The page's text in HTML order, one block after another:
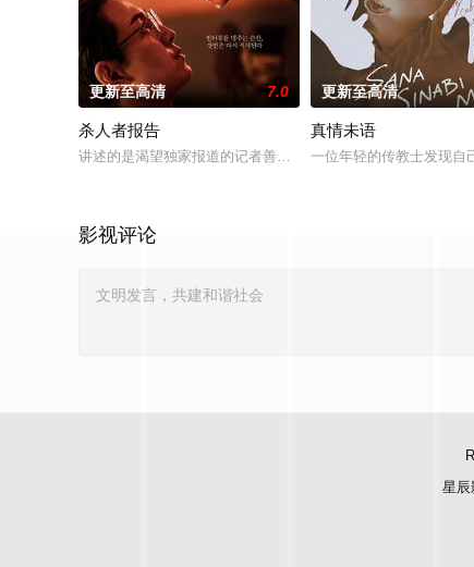
更新至高清 7.0
杀人者报告
讲述的是渴望独家报道的记者善珠（曹汝贞 饰）对杀害了11
更新至高清
真情未语
一位年轻的传教士发现自
影视评论
星辰